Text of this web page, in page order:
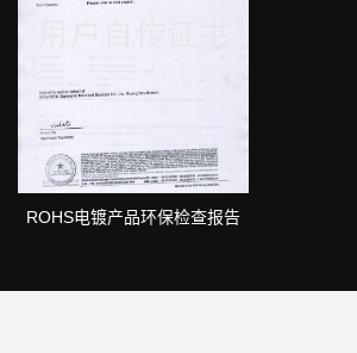
ROHS电镀产品环保检查报告